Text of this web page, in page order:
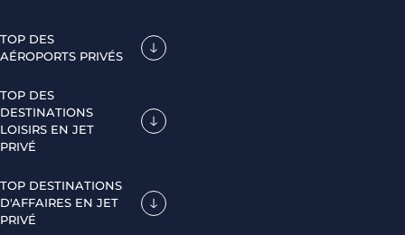
TOP DES
AÉROPORTS PRIVÉS
TOP DES
DESTINATIONS
LOISIRS EN JET
PRIVÉ
TOP DESTINATIONS
D'AFFAIRES EN JET
PRIVÉ